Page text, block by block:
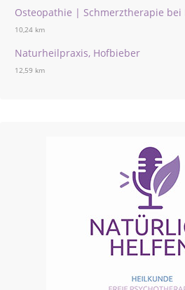
Osteopathie | Schmerztherapie bei
10,24 km
Naturheilpraxis, Hofbieber
12,59 km